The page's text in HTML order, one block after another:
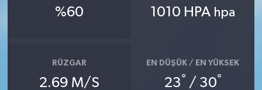
%60 1010 HPA hpa
RÜZGAR
2.69 M/S
EN DÜŞÜK / EN YÜKSEK
23° / 30°